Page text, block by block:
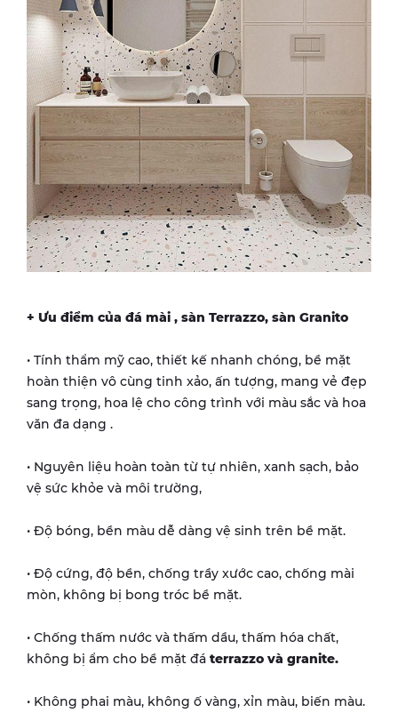
+ Ưu điểm của đá mài , sàn Terrazzo, sàn Granito
• Tính thẩm mỹ cao, thiết kế nhanh chóng, bề mặt
hoàn thiện vô cùng tinh xảo, ấn tượng, mang vẻ đẹp
sang trọng, hoa lệ cho công trình với màu sắc và hoa
văn đa dạng .
• Nguyên liệu hoàn toàn từ tự nhiên, xanh sạch, bảo
vệ sức khỏe và môi trường,
• Độ bóng, bền màu dễ dàng vệ sinh trên bề mặt.
• Độ cứng, độ bền, chống trầy xước cao, chống mài
mòn, không bị bong tróc bề mặt.
• Chống thấm nước và thấm dầu, thấm hóa chất,
không bị ẩm cho bề mặt đá terrazzo và granite.
• Không phai màu, không ố vàng, xỉn màu, biến màu.